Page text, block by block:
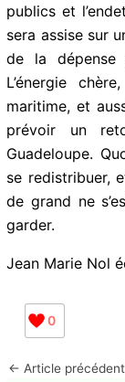
effectué
déconstruction
d’une
c’est qu’une
consommation
publics et
sera assise
sevrage de la
crédit. L’énergie
laissent prévoir
bientôt se
que rien de
sans raison